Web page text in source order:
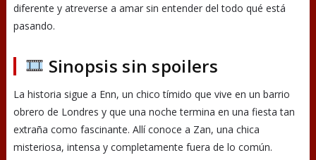
diferente y atreverse a amar sin entender del todo qué está
pasando.
Sinopsis sin spoilers
La historia sigue a Enn, un chico tímido que vive en un barrio
obrero de Londres y que una noche termina en una fiesta tan
extraña como fascinante. Allí conoce a Zan, una chica
misteriosa, intensa y completamente fuera de lo común.